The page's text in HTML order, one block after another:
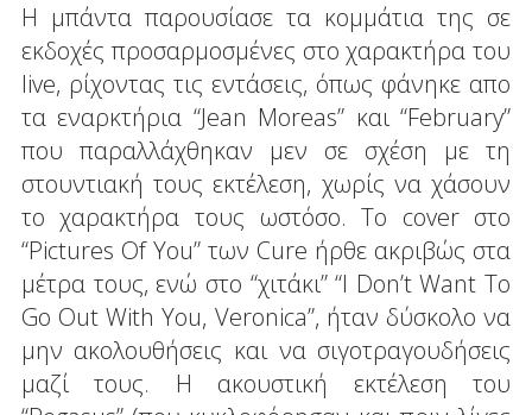
Η μπάντα παρουσίασε τα κομμάτια της σε
εκδοχές προσαρμοσμένες στο χαρακτήρα του
live, ρίχοντας τις εντάσεις, όπως φάνηκε απο
τα εναρκτήρια “Jean Moreas” και “February”
που παραλλάχθηκαν μεν σε σχέση με τη
στουντιακή τους εκτέλεση, χωρίς να χάσουν
το χαρακτήρα τους ωστόσο. Το cover στο
“Pictures Of You” των Cure ήρθε ακριβώς στα
μέτρα τους, ενώ στο “χιτάκι” “I Don’t Want To
Go Out With You, Veronica”, ήταν δύσκολο να
μην ακολουθήσεις και να σιγοτραγουδήσεις
μαζί τους. Η ακουστική εκτέλεση του